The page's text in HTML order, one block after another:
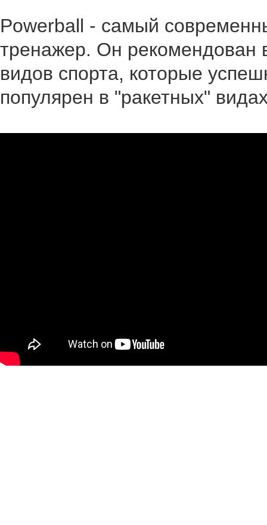
Powerball - cамый
тренажер. Он
видов спорта, которые
популярен в "ракетных"